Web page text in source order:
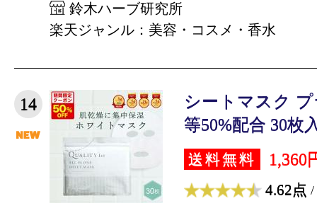
鈴木ハーブ研究所
楽天ジャンル：美容・コスメ・香水
14
シートマスク
等50%配合 30枚
送料無料 1,360
4.62点 /